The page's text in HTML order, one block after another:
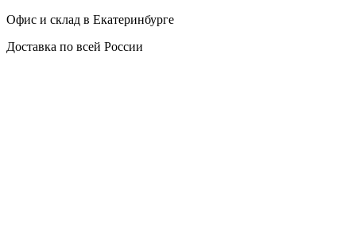
Офис и склад в Екатеринбурге
Доставка по всей России